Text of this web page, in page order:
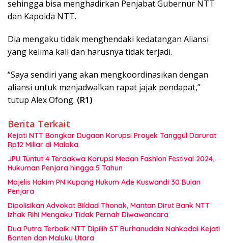
sehingga bisa menghadirkan Penjabat Gubernur NTT
dan Kapolda NTT.
Dia mengaku tidak menghendaki kedatangan Aliansi
yang kelima kali dan harusnya tidak terjadi.
“Saya sendiri yang akan mengkoordinasikan dengan
aliansi untuk menjadwalkan rapat jajak pendapat,”
tutup Alex Ofong. (R1)
Berita Terkait
Kejati NTT Bongkar Dugaan Korupsi Proyek Tanggul Darurat
Rp12 Miliar di Malaka
JPU Tuntut 4 Terdakwa Korupsi Medan Fashion Festival 2024,
Hukuman Penjara hingga 5 Tahun
Majelis Hakim PN Kupang Hukum Ade Kuswandi 30 Bulan
Penjara
Dipolisikan Advokat Bildad Thonak, Mantan Dirut Bank NTT
Izhak Rihi Mengaku Tidak Pernah Diwawancara
Dua Putra Terbaik NTT Dipilih ST Burhanuddin Nahkodai Kejati
Banten dan Maluku Utara